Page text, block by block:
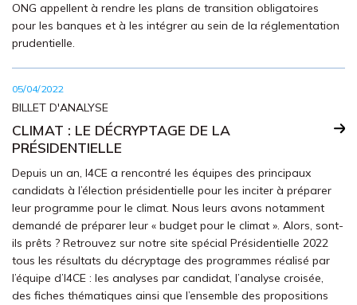
ONG appellent à rendre les plans de transition obligatoires
pour les banques et à les intégrer au sein de la réglementation
prudentielle.
05/04/2022
BILLET D'ANALYSE
CLIMAT : LE DÉCRYPTAGE DE LA
PRÉSIDENTIELLE
Depuis un an, I4CE a rencontré les équipes des principaux
candidats à l’élection présidentielle pour les inciter à préparer
leur programme pour le climat. Nous leurs avons notamment
demandé de préparer leur « budget pour le climat ». Alors, sont-
ils prêts ? Retrouvez sur notre site spécial Présidentielle 2022
tous les résultats du décryptage des programmes réalisé par
l’équipe d’I4CE : les analyses par candidat, l’analyse croisée,
des fiches thématiques ainsi que l’ensemble des propositions